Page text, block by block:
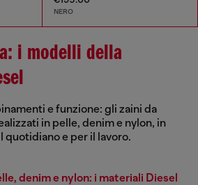
NERO
i modelli della
e funzione: gli zaini da
in pelle, denim e nylon, in
e per il lavoro.
denim e nylon: i materiali Diesel